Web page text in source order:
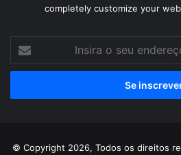
completely customize your
seu
de
© Copyright 2026, Todos os direitos